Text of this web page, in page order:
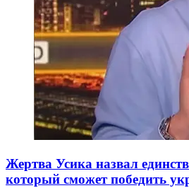
Жертва Усика назвал
который сможет победить